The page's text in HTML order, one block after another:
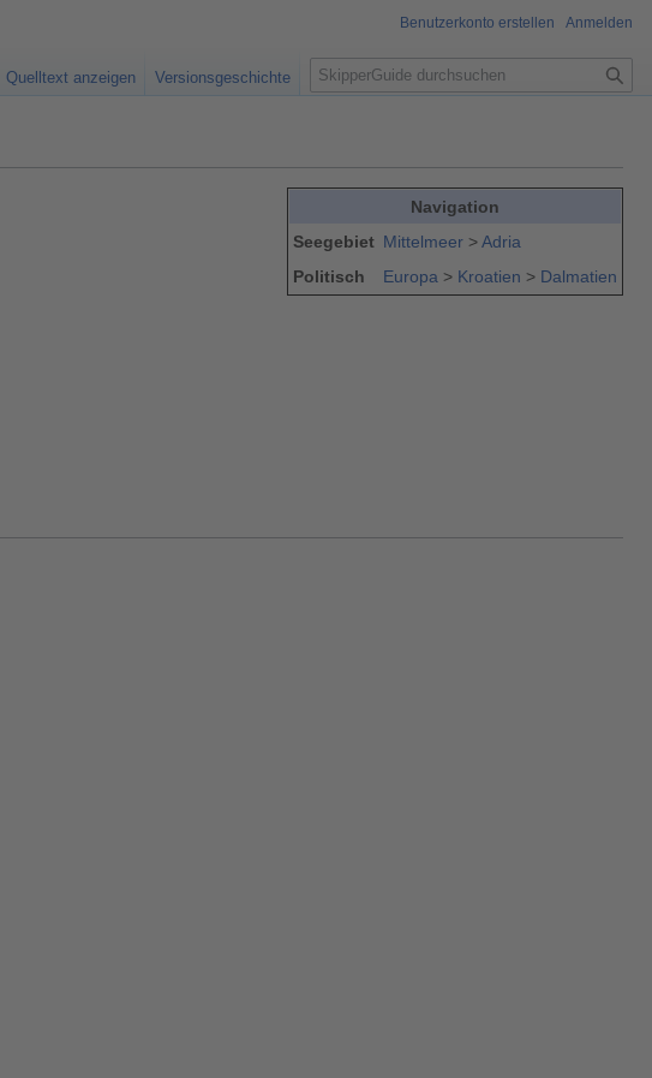
Navigation
Seegebiet Mittelmeer >Adria
Politisch
Europa > Kroatien > Dalmatien
Benutzerkonto erstellen Anmelden
Quelltext anzeigen Versionsgeschichte
S
u
e